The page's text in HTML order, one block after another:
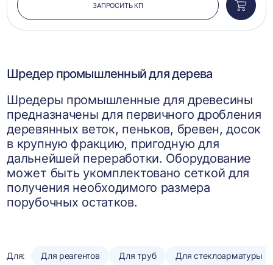
ЗАПРОСИТЬ КП
в
Шредер промышленный для дерева
Шредеры промышленные для древесины
предназначены для первичного дробления
деревянных веток, пеньков, бревен, досок
в крупную фракцию, пригодную для
дальнейшей переработки. Оборудование
может быть укомплектовано сеткой для
получения необходимого размера
порубочных остатков.
Для: Для реагентов Для труб Для стеклоарматуры